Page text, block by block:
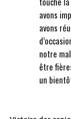
avons
avons
notre
être
un